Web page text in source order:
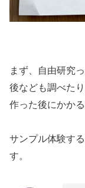
まず、自由研究
後なども調べた
作った後にかかる
サンプル体験す
す。